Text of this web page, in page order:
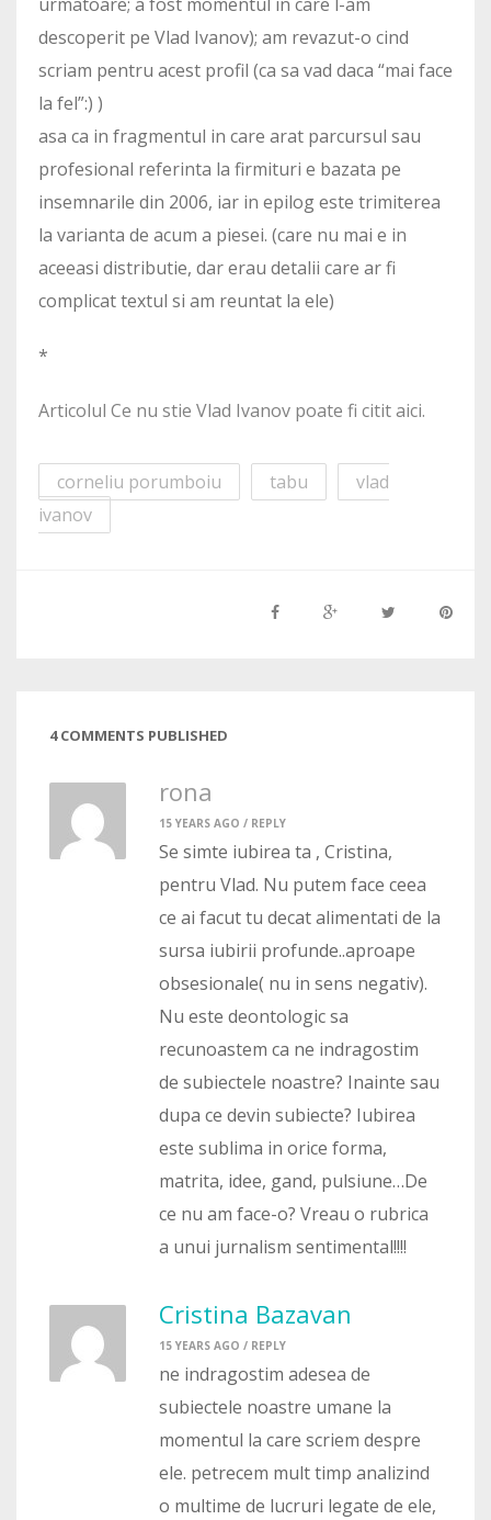
descoperit pe Vlad Ivanov); am revazut-o cind
scriam pentru acest profil (ca sa vad daca “mai face
la fel”:) )
asa ca in fragmentul in care arat parcursul sau
profesional referinta la firmituri e bazata pe
insemnarile din 2006, iar in epilog este trimiterea
la varianta de acum a piesei. (care nu mai e in
aceeasi distributie, dar erau detalii care ar fi
complicat textul si am reuntat la ele)
*
Articolul Ce nu stie Vlad Ivanov poate fi citit aici.
corneliu porumboiu tabu
vlad
ivanov
4 COMMENTS PUBLISHED
rona
15 YEARS AGO / REPLY
Se simte iubirea ta , Cristina,
pentru Vlad. Nu putem face ceea
ce ai facut tu decat alimentati de la
sursa iubirii profunde..aproape
obsesionale( nu in sens negativ).
Nu este deontologic sa
recunoastem ca ne indragostim
de subiectele noastre? Inainte sau
dupa ce devin subiecte? Iubirea
este sublima in orice forma,
matrita, idee, gand, pulsiune…De
ce nu am face-o? Vreau o rubrica
a unui jurnalism sentimental!!!!
Cristina Bazavan
15 YEARS AGO / REPLY
ne indragostim adesea de
subiectele noastre umane la
momentul la care scriem despre
ele. petrecem mult timp analizind
o multime de lucruri legate de ele,